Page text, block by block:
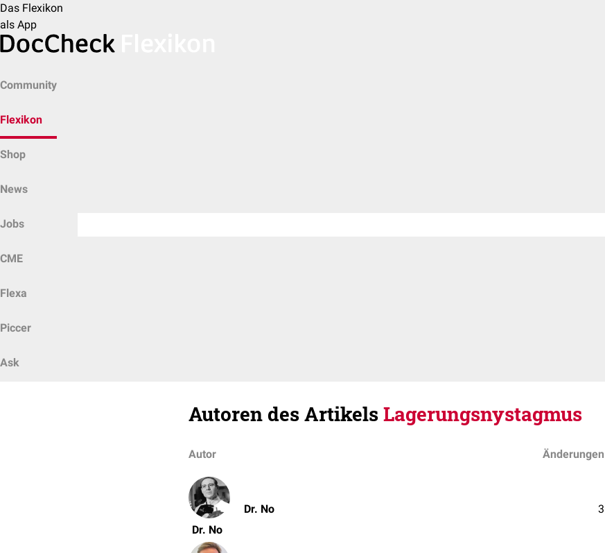
Das Flexikon
als App
Community
Flexikon
Shop
News
Jobs
CME
Flexa
Piccer
Ask
Autoren des ArtikelsLagerungsnystagmus
Autor Änderungen
Dr. No
Dr. No 3